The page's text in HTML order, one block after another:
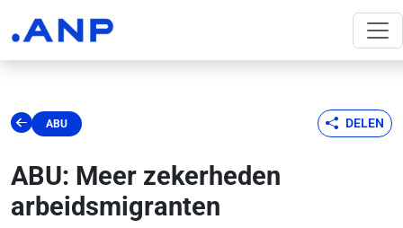
ABU DELEN
ABU: Meer zekerheden
arbeidsmigranten